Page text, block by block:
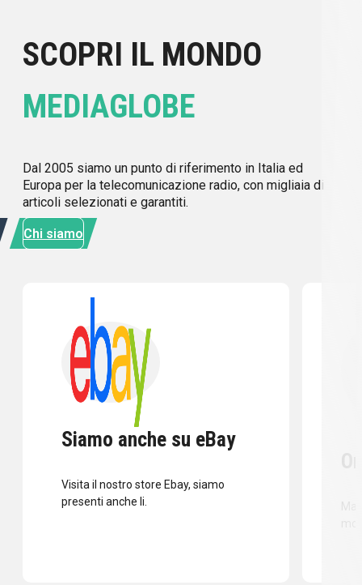
SCOPRI IL MONDO
MEDIAGLOBE
Dal 2005 siamo un punto di riferimento in Italia ed
Europa per la telecomunicazione radio, con migliaia di
articoli selezionati e garantiti.
Chi siamo
Siamo anche su eBay
Visita il nostro store Ebay, siamo
presenti anche li.